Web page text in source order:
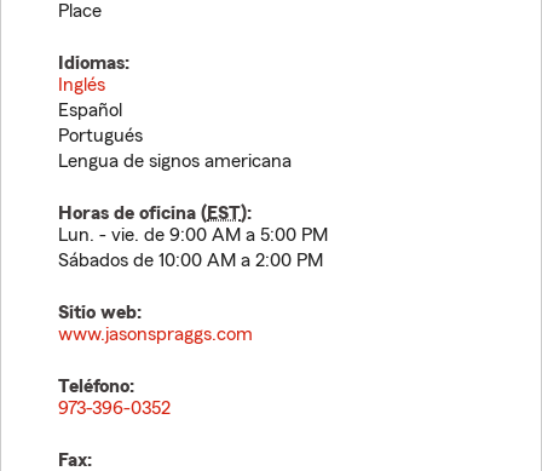
Place
Idiomas:
Inglés
Español
Portugués
Lengua de signos americana
Horas de oficina (EST):
Lun. - vie. de 9:00 AM a 5:00 PM
Sábados de 10:00 AM a 2:00 PM
Sitio web:
www.jasonspraggs.com
Teléfono:
973-396-0352
Fax: